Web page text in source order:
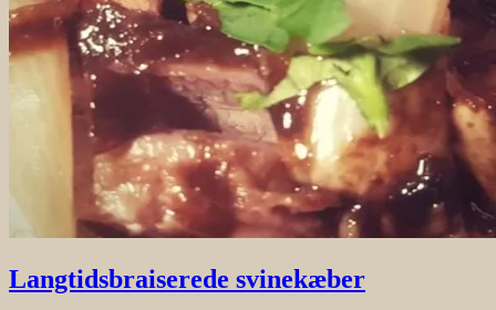
Langtidsbraiserede svinekæber
afjeric40|mar 8, 2018|Gryderet,Madretter med øl